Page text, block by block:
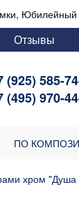
Юбилейный
Отзывы
(925) 585-
(495) 970-
ПО
хром